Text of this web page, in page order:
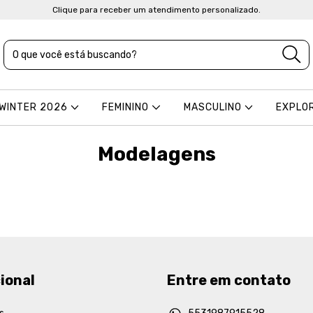
Clique para receber um atendimento personalizado.
2026 FEMININO MASCULINO
Modelagens
Entre em contato